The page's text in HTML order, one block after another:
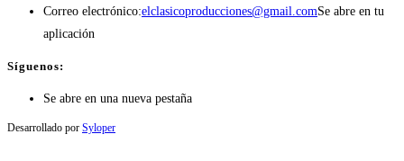
Correo electrónico:elclasicoproducciones@gmail.comSe abre en tu
aplicación
Síguenos:
Se abre en una nueva pestaña
Desarrollado por Syloper